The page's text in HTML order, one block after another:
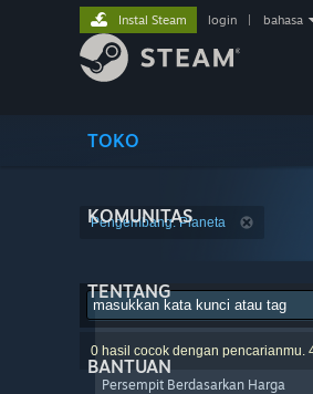
TOKO
KOMUNITAS
TENTANG
BANTUAN
Instal Steam login bahasa
Pengembang: Planeta
0 hasil cocok dengan pencarianmu.
Persempit Berdasarkan Harga